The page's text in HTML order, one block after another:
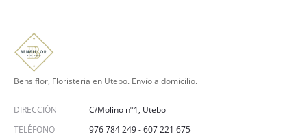
Bensiflor, Floristeria en Utebo. Envío a domicilio.
DIRECCIÓN
C/Molino nº1, Utebo
TELÉFONO
976 784 249-607 221 675